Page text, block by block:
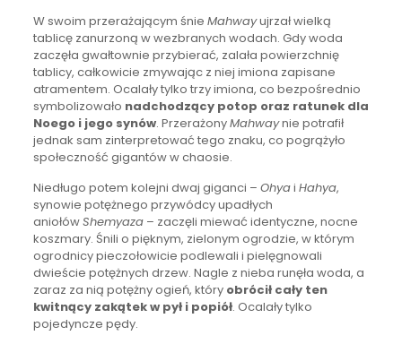
W swoim przerażającym śnie Mahwayujrzał wielką
tablicę zanurzoną w wezbranych wodach. Gdy woda
zaczęła gwałtownie przybierać, zalała powierzchnię
tablicy, całkowicie zmywając z niej imiona zapisane
atramentem. Ocalały tylko trzy imiona, co bezpośrednio
symbolizowało nadchodzący potop oraz ratunek dla
Noego i jego synów. PrzerażonyMahwaynie potrafił
jednak sam zinterpretować tego znaku, co pogrążyło
społeczność gigantów w chaosie.
Niedługo potem kolejni dwaj giganci – Ohyai Hahya,
synowie potężnego przywódcy upadłych
aniołówShemyaza– zaczęli miewać identyczne, nocne
koszmary. Śnili o pięknym, zielonym ogrodzie, w którym
ogrodnicy pieczołowicie podlewali i pielęgnowali
dwieście potężnych drzew. Nagle z nieba runęła woda, a
zaraz za nią potężny ogień, który obrócił cały ten
kwitnący zakątek w pył i popiół. Ocalały tylko
pojedyncze pędy.